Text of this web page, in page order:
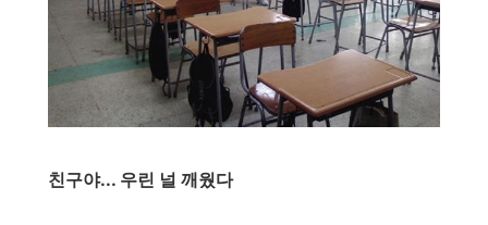
친구야... 우린 널 깨웠다